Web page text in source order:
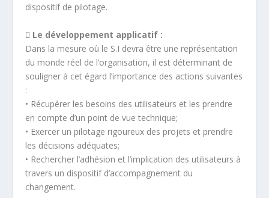
dispositif de pilotage.
 Le développement applicatif :
Dans la mesure où le S.I devra être une représentation
du monde réel de l’organisation, il est déterminant de
souligner à cet égard l’importance des actions suivantes
:
• Récupérer les besoins des utilisateurs et les prendre
en compte d’un point de vue technique;
• Exercer un pilotage rigoureux des projets et prendre
les décisions adéquates;
• Rechercher l’adhésion et l’implication des utilisateurs à
travers un dispositif d’accompagnement du
changement.